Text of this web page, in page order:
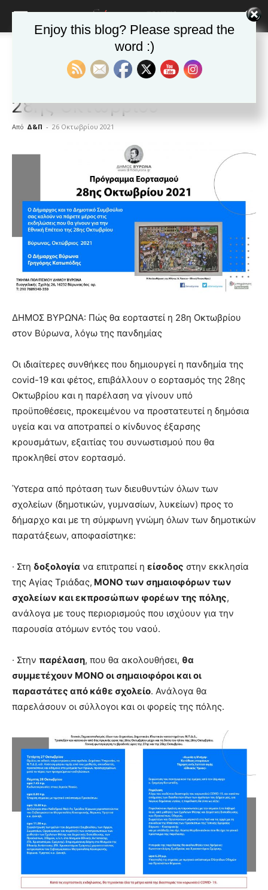
Ανακοινώσεις - Δελτία τύπου
Ανακοινώσεις - Δελτία τύπου Δημοφιλή άρθρα
Δήμος Βύρωνα: Εορτασμός
28ης Οκτωβρίου
Από Δ&Π - 26 Οκτωβρίου 2021
cam
show.desi
brandi
lyons
teaches
you
the
pain.
pornhun
porn
ΔΗΜΟΣ ΒΥΡΩΝΑ: Πώς θα εορταστεί η 28η Οκτωβρίου
στον Βύρωνα, λόγω της πανδημίας
Οι ιδιαίτερες συνθήκες που δημιουργεί η πανδημία της
covid-19 και φέτος, επιβάλλουν ο εορτασμός της 28ης
Οκτωβρίου και η παρέλαση να γίνουν υπό
προϋποθέσεις, προκειμένου να προστατευτεί η δημόσια
υγεία και να αποτραπεί ο κίνδυνος έξαρσης
κρουσμάτων, εξαιτίας του συνωστισμού που θα
προκληθεί στον εορτασμό.
Ύστερα από πρόταση των διευθυντών όλων των
σχολείων (δημοτικών, γυμνασίων, λυκείων) προς το
δήμαρχο και με τη σύμφωνη γνώμη όλων των δημοτικών
παρατάξεων, αποφασίστηκε:
· Στη δοξολογία να επιτραπεί η είσοδος στην εκκλησία
της Αγίας Τριάδας, ΜΟΝΟ των σημαιοφόρων των
σχολείων και εκπροσώπων φορέων της πόλης,
ανάλογα με τους περιορισμούς που ισχύουν για την
παρουσία ατόμων εντός του ναού.
· Στην παρέλαση, που θα ακολουθήσει, θα
συμμετέχουν ΜΟΝΟ οι σημαιοφόροι και οι
παραστάτες από κάθε σχολείο. Ανάλογα θα
παρελάσουν οι σύλλογοι και οι φορείς της πόλης.
Enjoy this blog? Please spread the
word :)